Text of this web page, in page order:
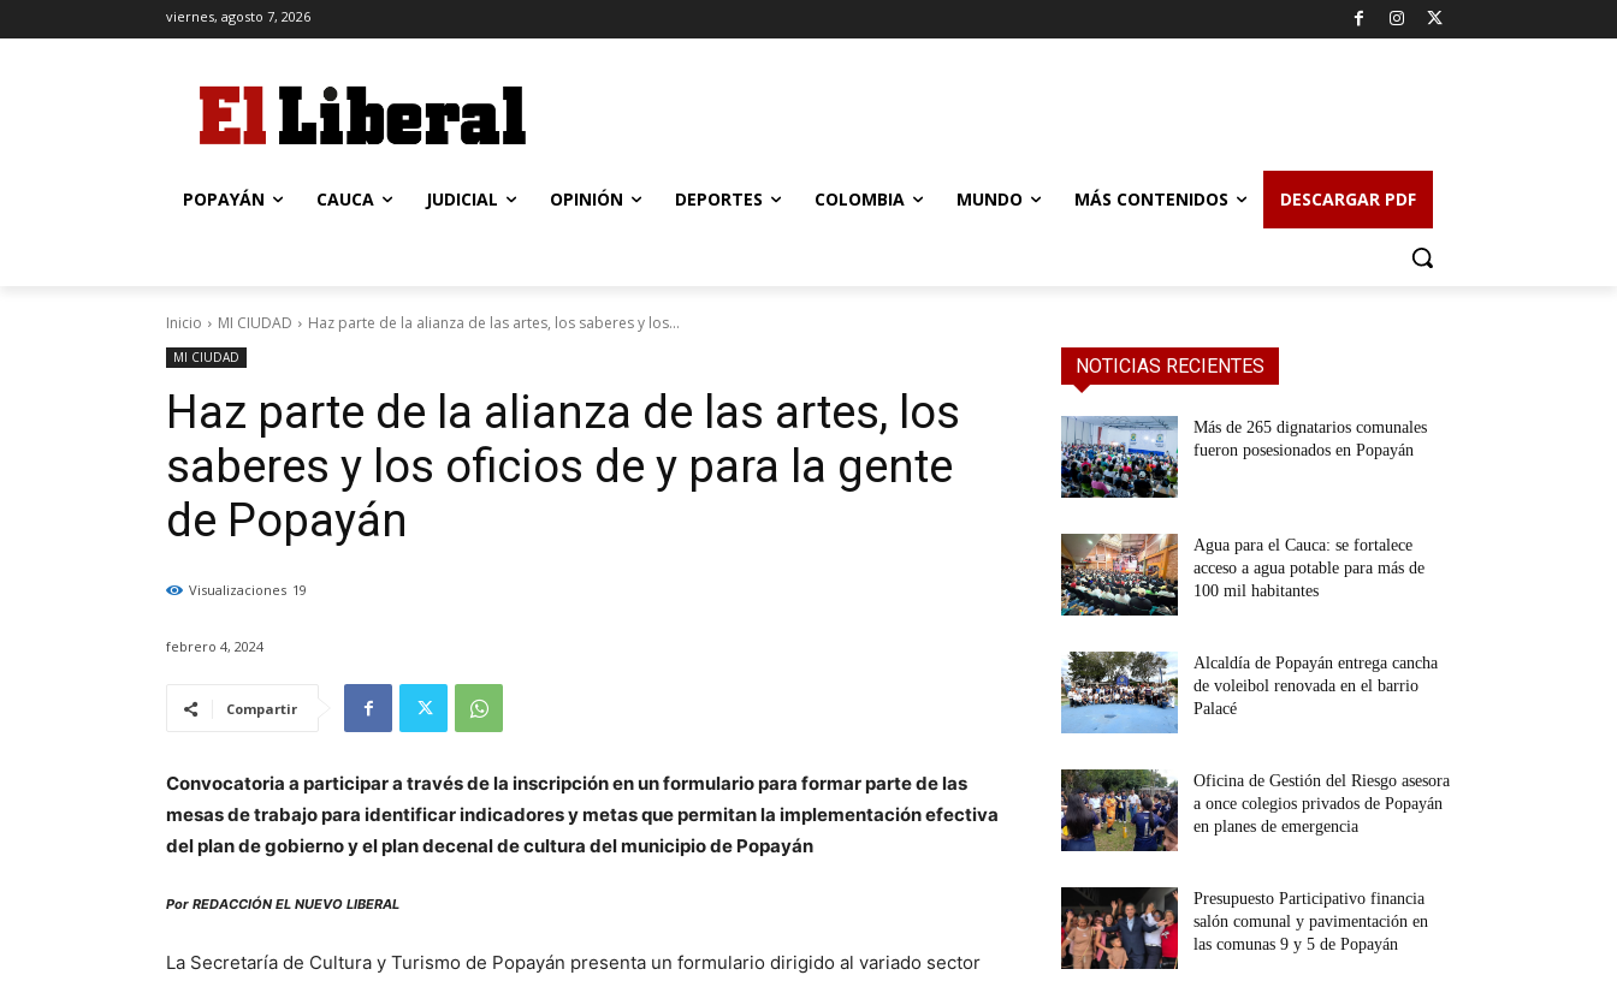
viernes, agosto 7, 2026
POPAYÁN CAUCA JUDICIAL OPINIÓN DEPORTES COLOMBIA MUNDO MÁS CONTENIDOS DESCARGAR PDF
Inicio MI CIUDAD Haz parte de la alianza de las artes, los saberes y los...
MI CIUDAD
Haz parte de la alianza de las artes, los
saberes y los oficios de y para la gente
de Popayán
Visualizaciones 19
febrero 4, 2024
Compartir
Convocatoria a participar a través de la inscripción en un formulario para formar parte de las
mesas de trabajo para identificar indicadores y metas que permitan la implementación efectiva
del plan de gobierno y el plan decenal de cultura del municipio de Popayán
Por REDACCIÓN EL NUEVO LIBERAL
La Secretaría de Cultura y Turismo de Popayán presenta un formulario dirigido al variado sector
NOTICIAS RECIENTES
Más de 265 dignatarios comunales
fueron posesionados en Popayán
Agua para el Cauca: se fortalece
acceso a agua potable para más de
100 mil habitantes
Alcaldía de Popayán entrega cancha
de voleibol renovada en el barrio
Palacé
Oficina de Gestión del Riesgo asesora
a once colegios privados de Popayán
en planes de emergencia
Presupuesto Participativo financia
salón comunal y pavimentación en
las comunas 9 y 5 de Popayán